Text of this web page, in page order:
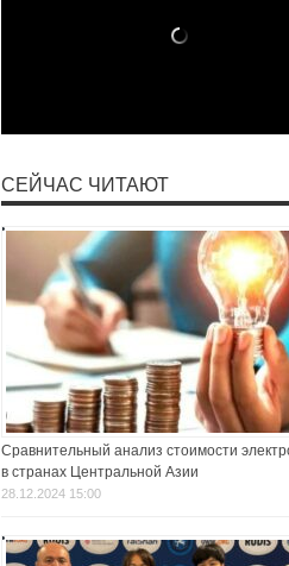
СЕЙЧАС ЧИТАЮТ
Сравнительный анализ стоимости
в странах Центральной Азии
28.12.2024 15:00